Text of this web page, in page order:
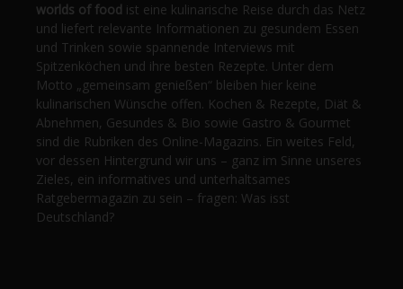
worlds of food ist eine kulinarische Reise durch das Netz
und liefert relevante Informationen zu gesundem Essen
und Trinken sowie spannende Interviews mit
Spitzenköchen und ihre besten Rezepte. Unter dem
Motto „gemeinsam genießen“ bleiben hier keine
kulinarischen Wünsche offen. Kochen & Rezepte, Diät &
Abnehmen, Gesundes & Bio sowie Gastro & Gourmet
sind die Rubriken des Online-Magazins. Ein weites Feld,
vor dessen Hintergrund wir uns – ganz im Sinne unseres
Zieles, ein informatives und unterhaltsames
Ratgebermagazin zu sein – fragen: Was isst
Deutschland?